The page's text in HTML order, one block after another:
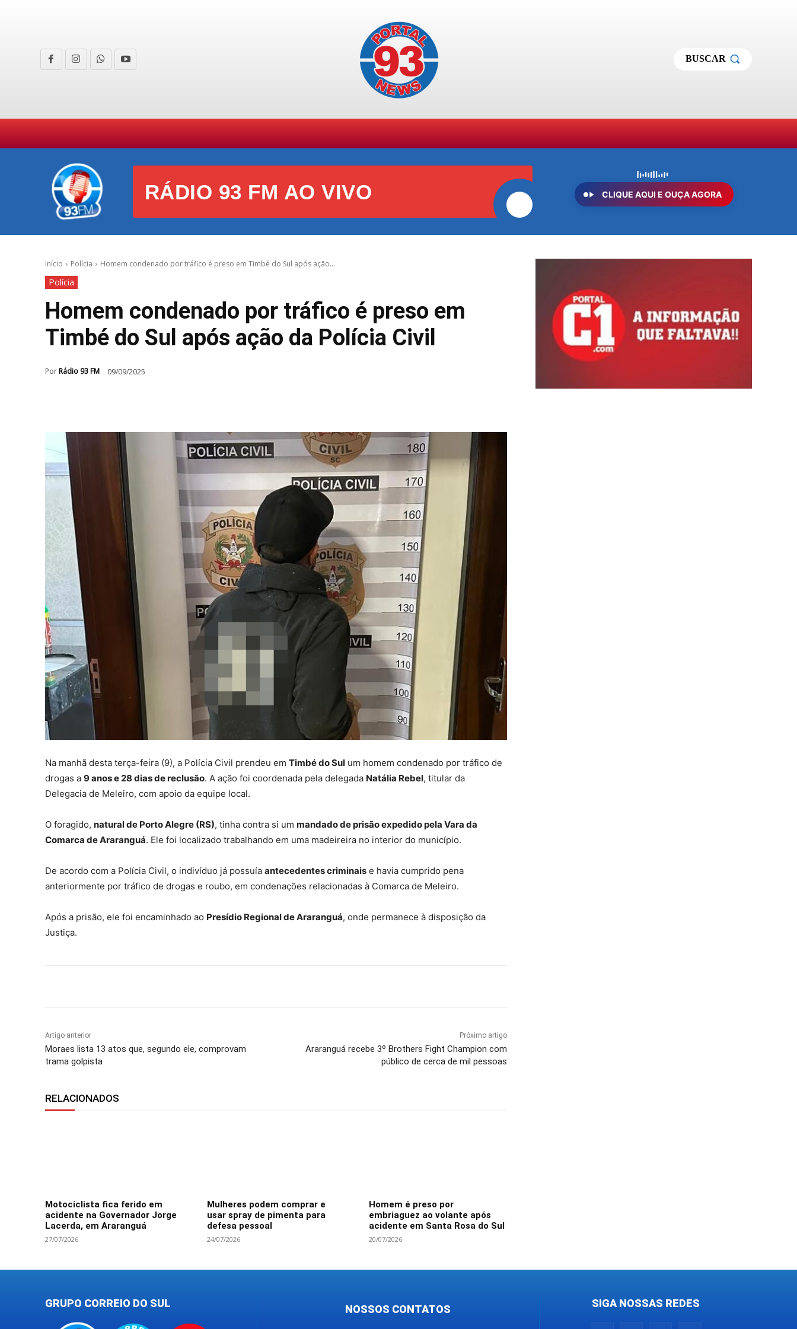
BUSCAR
RÁDIO 93 FM AO VIVO CLIQUE AQUI E OUÇA AGORA
Início Polícia Homem condenado por tráfico é preso em Timbé do Sul após ação...
Polícia
Homem condenado por tráfico é preso em
Timbé do Sul após ação da Polícia Civil
PorRádio 93 FM 09/09/2025
Na manhã desta terça-feira (9), a Polícia Civil prendeu em Timbé do Sul um homem condenado por tráfico de
drogas a 9 anos e 28 dias de reclusão. A ação foi coordenada pela delegada Natália Rebel, titular da
Delegacia de Meleiro, com apoio da equipe local.
O foragido, natural de Porto Alegre (RS), tinha contra si um mandado de prisão expedido pela Vara da
Comarca de Araranguá. Ele foi localizado trabalhando em uma madeireira no interior do município.
De acordo com a Polícia Civil, o indivíduo já possuía antecedentes criminais e havia cumprido pena
anteriormente por tráfico de drogas e roubo, em condenações relacionadas à Comarca de Meleiro.
Após a prisão, ele foi encaminhado ao Presídio Regional de Araranguá, onde permanece à disposição da
Justiça.
Artigo anterior
Moraes lista 13 atos que, segundo ele, comprovam
trama golpista
Próximo artigo
Araranguá recebe 3º Brothers Fight Champion com
público de cerca de mil pessoas
RELACIONADOS
Motociclista fica ferido em
acidente na Governador Jorge
Lacerda, em Araranguá
27/07/2026
Mulheres podem comprar e
usar spray de pimenta para
defesa pessoal
24/07/2026
Homem é preso por
embriaguez ao volante após
acidente em Santa Rosa do Sul
20/07/2026
GRUPO CORREIO DO SUL NOSSOS CONTATOS SIGA NOSSAS REDES